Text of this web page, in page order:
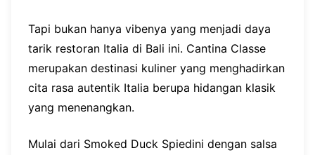
Tapi bukan hanya vibenya yang menjadi daya
tarik restoran Italia di Bali ini. Cantina Classe
merupakan destinasi kuliner yang menghadirkan
cita rasa autentik Italia berupa hidangan klasik
yang menenangkan.
Mulai dari Smoked Duck Spiedini dengan salsa